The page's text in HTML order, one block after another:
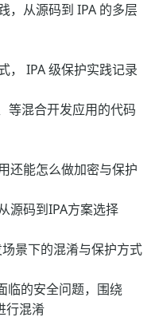
，从源码到 IPA 的多层
， IPA 级保护实践记录
混合开发应用的代码
还能怎么做加密与保护
源码到IPA方案选择
景下的混淆与保护方式
临的安全问题，围绕
行混淆